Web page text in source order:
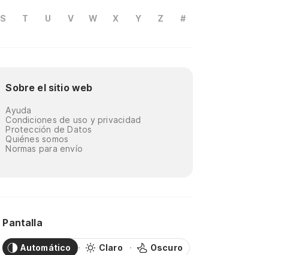
S T U V W X Y Z #
Sobre el sitio web
Ayuda
Condiciones de uso y privacidad
Protección de Datos
Quiénes somos
Normas para envío
Pantalla
Automático Claro Oscuro